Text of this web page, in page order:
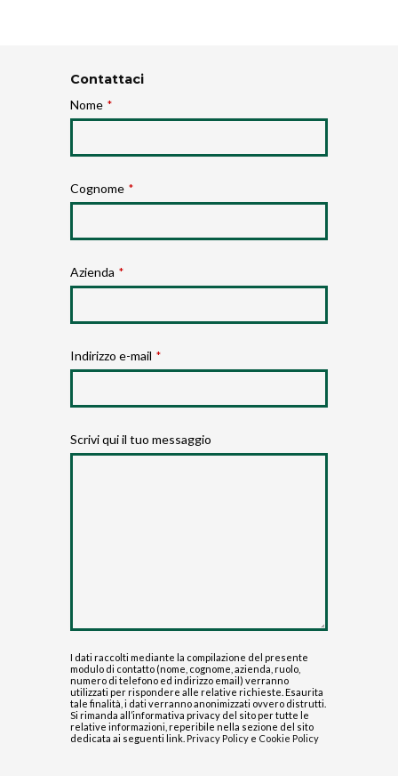
Contattaci
Nome *
Cognome *
Azienda *
Indirizzo e-mail *
Scrivi qui il tuo messaggio
I dati raccolti mediante la compilazione del presente
modulo di contatto (nome, cognome, azienda, ruolo,
numero di telefono ed indirizzo email) verranno
utilizzati per rispondere alle relative richieste. Esaurita
tale finalità, i dati verranno anonimizzati ovvero distrutti.
Si rimanda all’informativa privacy del sito per tutte le
relative informazioni, reperibile nella sezione del sito
dedicata ai seguenti link. Privacy Policy e Cookie Policy